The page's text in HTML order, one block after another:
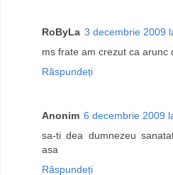
RoByLa 3 decembrie 2009
ms frate am crezut ca arunc
Răspundeți
Anonim 6 decembrie 2009
sa-ti dea dumnezeu
asa
Răspundeți